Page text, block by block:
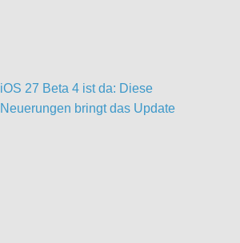
iOS 27 Beta 4 ist da: Diese
Neuerungen bringt das Update